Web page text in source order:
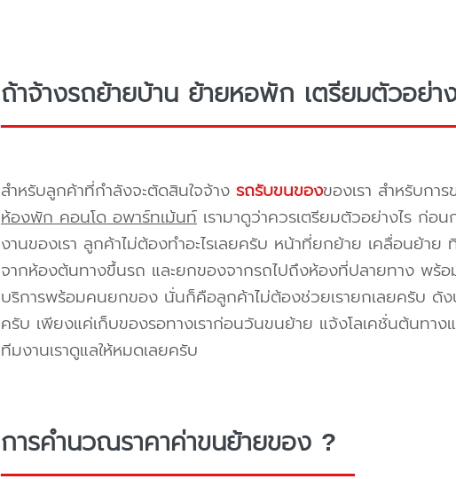
ถ้าจ้างรถย้ายบ้าน ย้ายหอพัก เตรียมตัวอย่า
สำหรับลูกค้าที่กำลังจะตัดสินใจจ้าง รถรับขนของของเรา สำหรับกา
ห้องพัก คอนโด อพาร์ทเม้นท์เรามาดูว่าควรเตรียมตัวอย่างไร ก่อ
งานของเรา ลูกค้าไม่ต้องทำอะไรเลยครับ หน้าที่ยกย้าย เคลื่อนย้าย
จากห้องต้นทางขึ้นรถ และยกของจากรถไปถึงห้องที่ปลายทาง พร้อ
บริการพร้อมคนยกของ นั่นก็คือลูกค้าไม่ต้องช่วยเรายกเลยครับ ดั
ครับ เพียงแค่เก็บของรอทางเราก่อนวันขนย้าย แจ้งโลเคชั่นต้นทาง
ทีมงานเราดูแลให้หมดเลยครับ
การคำนวณราคาค่าขนย้ายของ ?